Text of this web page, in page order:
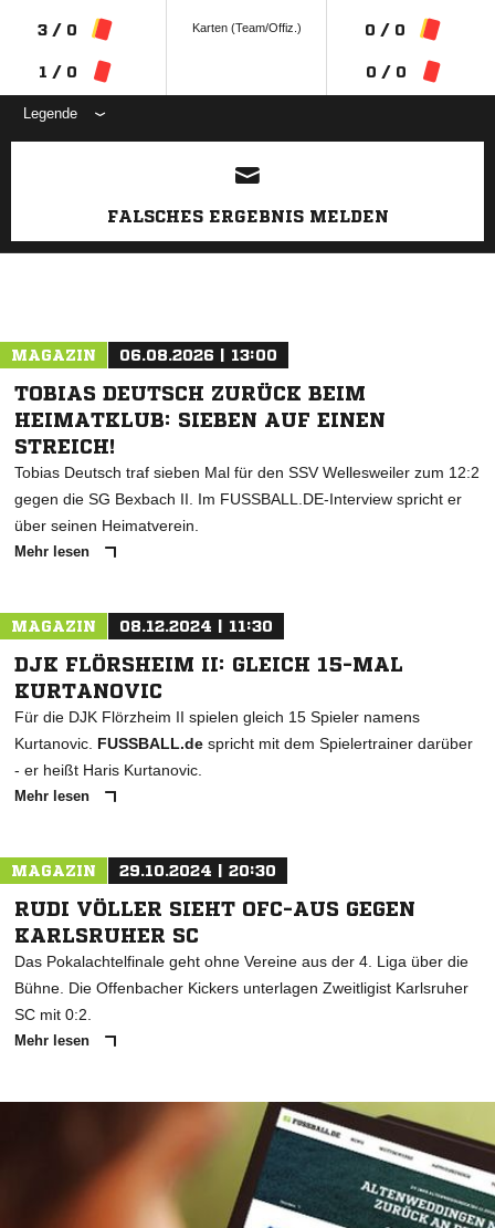
3 / 0
1 / 0
Karten (Team/Offiz.) 0 / 0
0 / 0
Legende
ANZEIGE
FALSCHES ERGEBNIS MELDEN
MAGAZIN 06.08.2026 | 13:00
TOBIAS DEUTSCH ZURÜCK BEIM
HEIMATKLUB: SIEBEN AUF EINEN
STREICH!
Tobias Deutsch traf sieben Mal für den SSV Wellesweiler zum 12:2
gegen die SG Bexbach II. Im FUSSBALL.DE-Interview spricht er
über seinen Heimatverein.
Mehr lesen
MAGAZIN 08.12.2024 | 11:30
DJK FLÖRSHEIM II: GLEICH 15-MAL
KURTANOVIC
Für die DJK Flörzheim II spielen gleich 15 Spieler namens
Kurtanovic. FUSSBALL.de spricht mit dem Spielertrainer darüber
- er heißt Haris Kurtanovic.
Mehr lesen
MAGAZIN 29.10.2024 | 20:30
RUDI VÖLLER SIEHT OFC-AUS GEGEN
KARLSRUHER SC
Das Pokalachtelfinale geht ohne Vereine aus der 4. Liga über die
Bühne. Die Offenbacher Kickers unterlagen Zweitligist Karlsruher
SC mit 0:2.
Mehr lesen